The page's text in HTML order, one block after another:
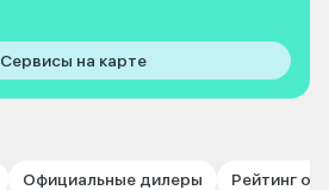
Сервисы на карте
Официальные дилеры Рейтинг